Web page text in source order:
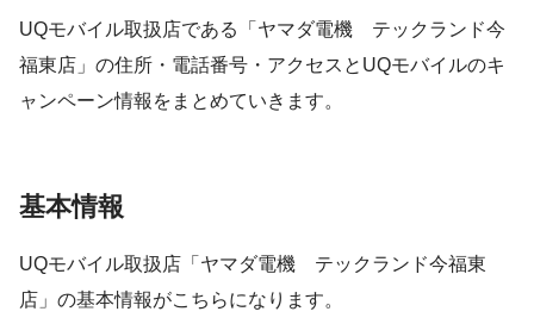
UQモバイル取扱店である「ヤマダ電機 テックランド今
福東店」の住所・電話番号・アクセスとUQモバイルのキ
ャンペーン情報をまとめていきます。
基本情報
UQモバイル取扱店「ヤマダ電機 テックランド今福東
店」の基本情報がこちらになります。